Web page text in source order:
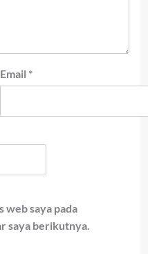
Email *
web saya pada
saya berikutnya.